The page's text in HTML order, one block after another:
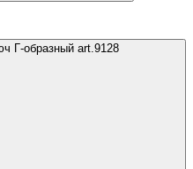
Г-образный art.9128